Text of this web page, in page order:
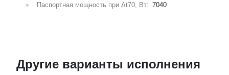
Паспортная мощность при Δt70, Вт: 7040
Другие варианты исполнения